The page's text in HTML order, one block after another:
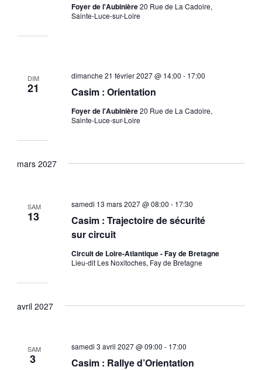
Foyer de l'Aubinière20 Rue de La Cadoire,
Sainte-Luce-sur-Loire
DIM
21 Casim : Orientation
dimanche 21 février 2027 @ 14:00 - 17:00
Foyer de l'Aubinière20 Rue de La Cadoire,
Sainte-Luce-sur-Loire
mars 2027
SAM
13
Casim : Trajectoire de sécurité
sur circuit
samedi 13 mars 2027 @ 08:00 - 17:30
Circuit de Loire-Atlantique - Fay de Bretagne
Lieu-dit Les Noxitoches, Fay de Bretagne
avril 2027
SAM
3 Casim : Rallye d’Orientation
samedi 3 avril 2027 @ 09:00 - 17:00